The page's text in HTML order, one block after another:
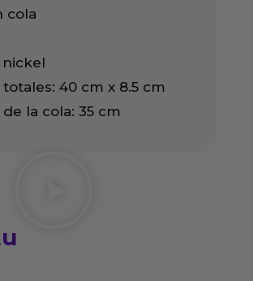
cola
totales: 40 cm x 8.5 cm
la cola: 35 cm